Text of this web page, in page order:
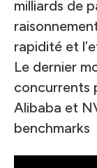
milliards de
rapidité et
Le dernier
concurrents
Alibaba et
benchmarks